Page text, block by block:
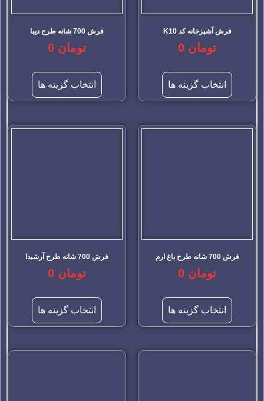
فرش آشپزخانه کد K10
تومان
انتخاب گزینه ها
فرش 700 شانه طرح دیبا
تومان
انتخاب گزینه ها
فرش 700 شانه طرح باغ ارم
تومان
انتخاب گزینه ها
فرش 700 شانه طرح آرشیدا
تومان
انتخاب گزینه ها